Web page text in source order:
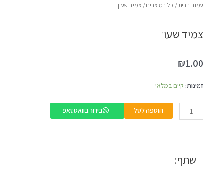
עמוד הבית / כל המוצרים / צמיד שעון
צמיד שעון
₪1.00
זמינות: קיים במלאי
כמות
שעון
הוספה לסל בירור בוואטסאפ
שתף: